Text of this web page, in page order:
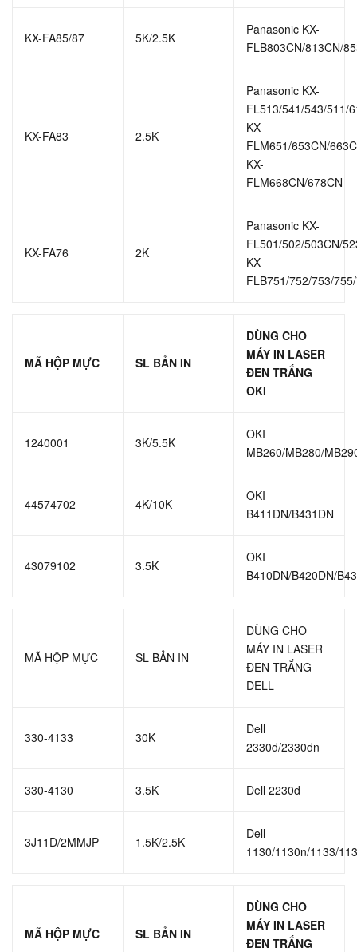
KX-FA85/87 5K/2.5K
Panasonic KX-
FLB803CN/813CN/
KX-FA83 2.5K
Panasonic KX-
FL513/541/543/511/
KX-
FLM651/653CN/
KX-
FLM668CN/678CN
KX-FA76 2K
Panasonic KX-
FL501/502/503CN/
KX-
FLB751/752/753/
MÃ HỘP MỰC SL BẢN IN
DÙNG CHO
MÁY IN LASER
ĐEN TRẮNG
OKI
1240001 3K/5.5K
OKI
MB260/MB280/
44574702 4K/10K
OKI
B411DN/B431DN
43079102 3.5K
OKI
B410DN/B420DN/
MÃ HỘP MỰC SL BẢN IN
DÙNG CHO
MÁY IN LASER
ĐEN TRẮNG
DELL
330-4133 30K
Dell
2330d/2330dn
330-4130 3.5K Dell 2230d
3J11D/2MMJP 1.5K/2.5K
Dell
1130/1130n/1133/
MÃ HỘP MỰC SL BẢN IN
DÙNG CHO
MÁY IN LASER
ĐEN TRẮNG